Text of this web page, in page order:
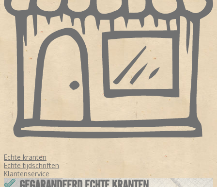
Echte kranten
Echte tijdschriften
Klantenservice